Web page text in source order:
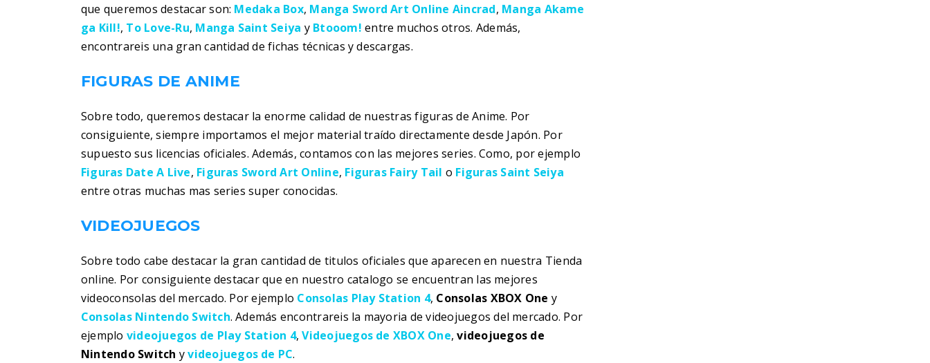
que queremos destacar son: Medaka Box, Manga Sword Art Online Aincrad, Manga Akame
ga Kill!, To Love-Ru, Manga Saint Seiya y Btooom! entre muchos otros. Además,
encontrareis una gran cantidad de fichas técnicas y descargas.
FIGURAS DE ANIME
Sobre todo, queremos destacar la enorme calidad de nuestras figuras de Anime. Por
consiguiente, siempre importamos el mejor material traído directamente desde Japón. Por
supuesto sus licencias oficiales. Además, contamos con las mejores series. Como, por ejemplo
Figuras Date A Live, Figuras Sword Art Online, Figuras Fairy Tail o Figuras Saint Seiya
entre otras muchas mas series super conocidas.
VIDEOJUEGOS
Sobre todo cabe destacar la gran cantidad de titulos oficiales que aparecen en nuestra Tienda
online. Por consiguiente destacar que en nuestro catalogo se encuentran las mejores
videoconsolas del mercado. Por ejemplo Consolas Play Station 4, Consolas XBOX One y
Consolas Nintendo Switch. Además encontrareis la mayoria de videojuegos del mercado. Por
ejemplo videojuegos de Play Station 4,Videojuegos de XBOX One,videojuegos de
Nintendo Switch yvideojuegos de PC.